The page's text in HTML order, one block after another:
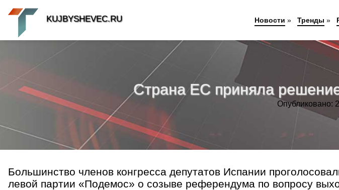
Страна ЕС приняла
Опубликовано:
Большинство членов конгресса депутатов Испании
левой партии «Подемос» о созыве референдума по вопросу
KUJBYSHEVEC.RU Новости » Тренды »